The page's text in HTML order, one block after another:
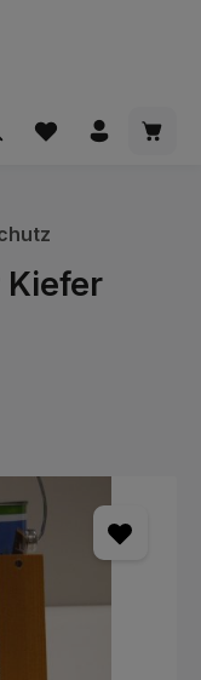
Kiefer